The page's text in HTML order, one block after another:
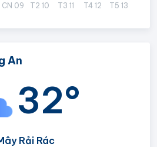
CN 09 T2 10 T3 11 T4 12 T5 13
An
32°
Rải Rác